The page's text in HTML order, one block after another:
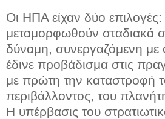
Oι ΗΠΑ είχαν δύο
μεταμορφωθούν σταδιακά
δύναμη, συνεργαζόμενη
έδινε προβάδισμα στις
με πρώτη την καταστροφή
περιβάλλοντος, του
Η υπέρβασις του